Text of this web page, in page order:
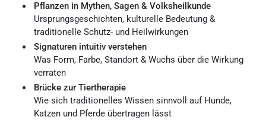
Pflanzen in Mythen, Sagen & Volksheilkunde
Ursprungsgeschichten, kulturelle Bedeutung &
traditionelle Schutz- und Heilwirkungen
Signaturen intuitiv verstehen
Was Form, Farbe, Standort & Wuchs über die Wirkung
verraten
Brücke zur Tiertherapie
Wie sich traditionelles Wissen sinnvoll auf Hunde,
Katzen und Pferde übertragen lässt